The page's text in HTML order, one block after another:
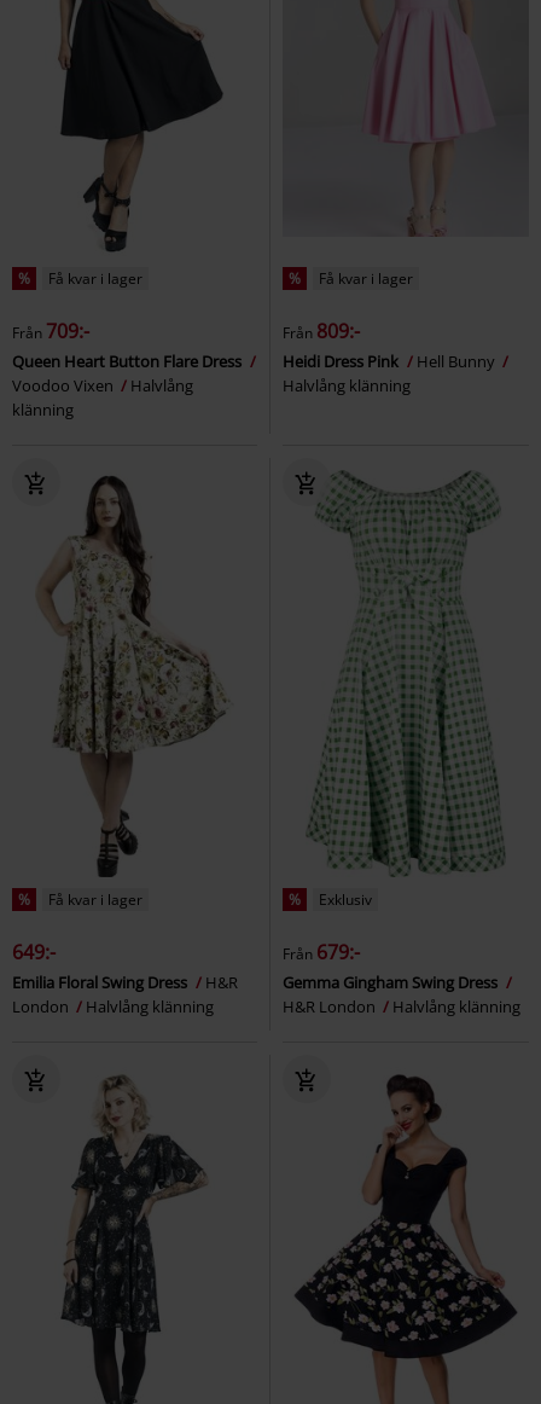
% Få kvar i lager
Från 709:-
Queen Heart Button Flare Dress
Voodoo Vixen
Halvlång
klänning
% Få kvar i lager
Från 809:-
Heidi Dress Pink
Hell Bunny
Halvlång klänning
% Få kvar i lager
649:-
Emilia Floral Swing Dress
H&R
London
Halvlång klänning
% Exklusiv
Från 679:-
Gemma Gingham Swing Dress
H&R London
Halvlång klänning